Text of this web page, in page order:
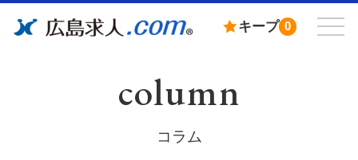
キープ 0
column
コラム